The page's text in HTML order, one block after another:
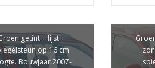
getint + lijst +
op 16 cm
Bouwjaar 2007-